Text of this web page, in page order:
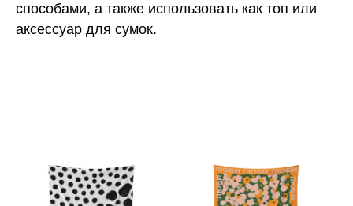
способами, а также использовать как топ или
аксессуар для сумок.